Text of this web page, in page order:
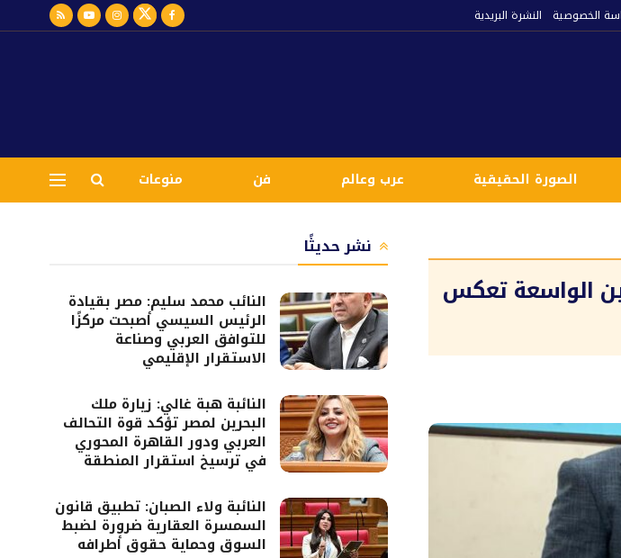
الخصوصية النشرة البريدية
الصورة الحقيقية عرب وعالم فن منوعات
الواسعة تعكس
نشر حديثًا
النائب محمد سليم: مصر بقيادة
الرئيس السيسي أصبحت مركزًا
للتوافق العربي وصناعة
الاستقرار الإقليمي
النائبة هبة غالي: زيارة ملك
البحرين لمصر تؤكد قوة التحالف
العربي ودور القاهرة المحوري
في ترسيخ استقرار المنطقة
النائبة ولاء الصبان: تطبيق قانون
السمسرة العقارية ضرورة لضبط
السوق وحماية حقوق أطرافه